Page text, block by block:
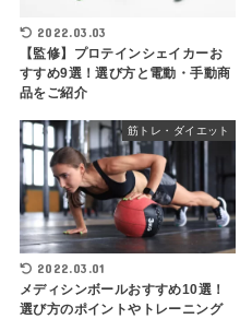
2022.03.03
【監修】プロテインシェイカーお
すすめ9選！選び方と電動・手動商
品をご紹介
筋トレ・ダイエット
2022.03.01
メディシンボールおすすめ10選！
選び方のポイントやトレーニング